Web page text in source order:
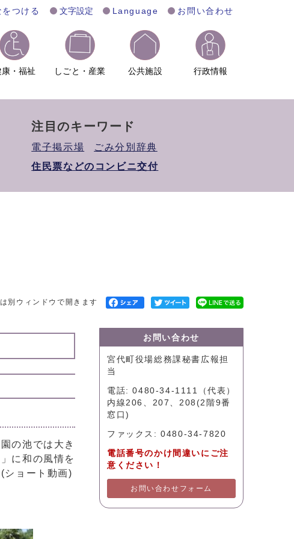
つける 文字設定 Language お問い合わせ
康・福祉 しごと・産業 公共施設 行政情報
注目のキーワード
電子掲示場
ごみ分別辞典
住民票などのコンビニ交付
別ウィンドウで開きます
の池では大き
に和の風情を
ショート動画)
お問い合わせ
宮代町役場総務課秘書広報担
当
電話: 0480-34-1111（代表）
内線206、207、208(2階9番
窓口)
ファックス: 0480-34-7820
電話番号のかけ間違いにご注
意ください！
お問い合わせフォーム